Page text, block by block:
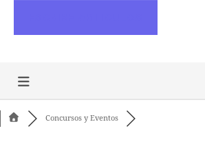
Concursos y Eventos